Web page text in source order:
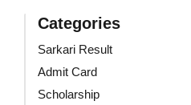
Categories
Sarkari Result
Admit Card
Scholarship